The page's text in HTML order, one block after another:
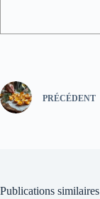
PRÉCÉDENT
Publications similaires